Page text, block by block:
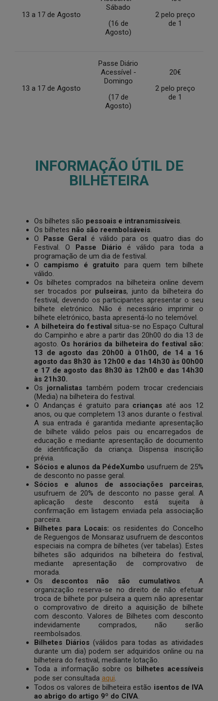
13 a 17 de Agosto
Sábado
(16 de
Agosto)
2 pelo preço
de 1
13 a 17 de Agosto
Passe Diário
Acessível -
Domingo
(17 de
Agosto)
20€
2 pelo preço
de 1
INFORMAÇÃO ÚTIL DE
BILHETEIRA
Os bilhetes são pessoais e intransmissíveis.
Os bilhetes não são reembolsáveis.
O Passe Geral é válido para os quatro dias do
Festival. O Passe Diário é válido para toda a
programação de um dia de festival.
O campismo é gratuito para quem tem bilhete
válido.
Os bilhetes comprados na bilheteira online devem
ser trocados por pulseiras, junto da bilheteira do
festival, devendo os participantes apresentar o seu
bilhete eletrónico. Não é necessário imprimir o
bilhete eletrónico, basta apresentá-lo no telemóvel.
A bilheteira do festival situa-se no Espaço Cultural
do Campinho e abre a partir das 20h00 do dia 13 de
agosto. Os horários da bilheteira do festival são:
13 de agosto das 20h00 à 01h00, de 14 a 16
agosto das 8h30 às 12h00 e das 14h30 às 00h00
e 17 de agosto das 8h30 às 12h00 e das 14h30
às 21h30.
Os jornalistas também podem trocar credenciais
(Media) na bilheteira do festival.
O Andanças é gratuito para crianças até aos 12
anos, ou que completem 13 anos durante o festival.
A sua entrada é garantida mediante apresentação
de bilhete válido pelos pais ou encarregados de
educação e mediante apresentação de documento
de identificação da criança. Dispensa inscrição
prévia.
Sócios e alunos da PédeXumbo usufruem de 25%
de desconto no passe geral.
Sócios e alunos de associações parceiras,
usufruem de 20% de desconto no passe geral. A
aplicação deste desconto está sujeita à
confirmação em listagem enviada pela associação
parceira.
Bilhetes para Locais: os residentes do Concelho
de Reguengos de Monsaraz usufruem de descontos
especiais na compra de bilhetes (ver tabelas). Estes
bilhetes são adquiridos na bilheteira do festival,
mediante apresentação de comprovativo de
morada.
Os descontos não são cumulativos. A
organização reserva-se no direito de não efetuar
troca de bilhete por pulseira a quem não apresentar
o comprovativo de direito a aquisição de bilhete
com desconto. Valores de Bilhetes com desconto
indevidamente comprados, não serão
reembolsados.
Bilhetes Diários(válidos para todas as atividades
durante um dia) podem ser adquiridos online ou na
bilheteira do festival, mediante lotação.
Toda a informação sobre os bilhetes acessíveis
pode ser consultada aqui.
Todos os valores de bilheteira estão isentos de IVA
ao abrigo do artigo 9º do CIVA.